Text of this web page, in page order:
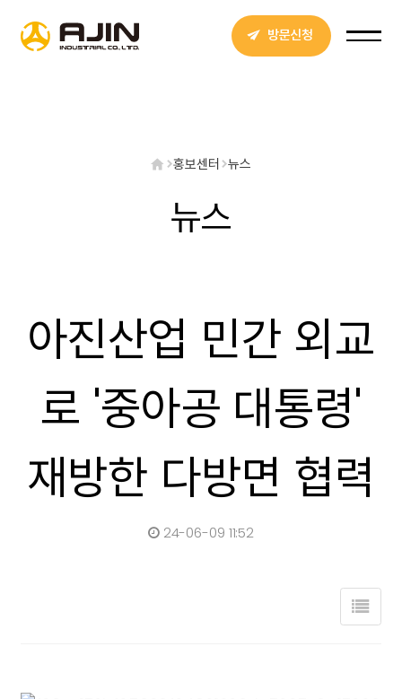
방문신청
홍보센터 뉴스
뉴스
아진산업 민간 외교
로 '중아공 대통령'
재방한 다방면 협력
24-06-09 11:52